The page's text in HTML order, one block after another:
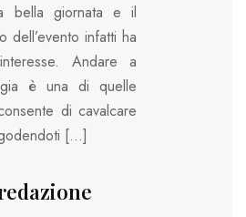
bella giornata e il
dell’evento infatti ha
Andare a
è una di quelle
di cavalcare
[…]